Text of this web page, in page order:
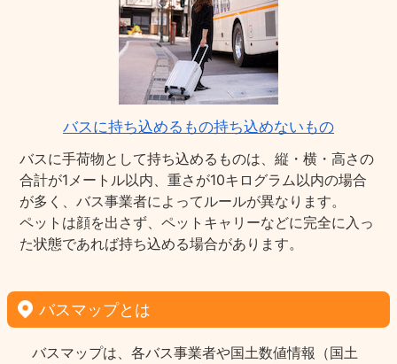
バスに持ち込めるもの持ち込めないもの
バスに手荷物として持ち込めるものは、縦・横・高さの
合計が1メートル以内、重さが10キログラム以内の場合
が多く、バス事業者によってルールが異なります。
ペットは顔を出さず、ペットキャリーなどに完全に入っ
た状態であれば持ち込める場合があります。
バスマップとは
バスマップは、各バス事業者や国土数値情報（国土